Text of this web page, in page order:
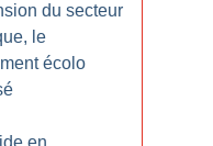
du secteur
le
écolo
en